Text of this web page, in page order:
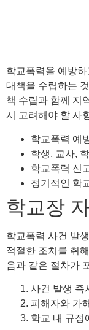
학교폭력을 예방
대책을 수립하는
책 수립과 함께 지
시 고려해야 할 사
학교폭력 예
학생, 교사,
학교폭력 신
정기적인 학
학교장
학교폭력 사건 발
적절한 조치를 취
음과 같은 절차가
사건 발생 즉
피해자와 가
학교 내 규정